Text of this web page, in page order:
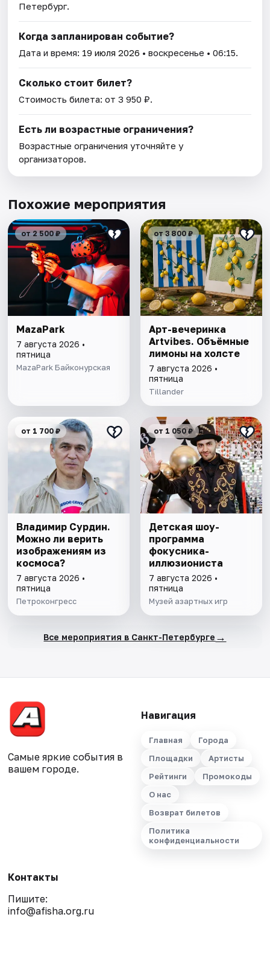
Петербург.
Когда запланирован событие?
Дата и время: 19 июля 2026 • воскресенье • 06:15.
Сколько стоит билет?
Стоимость билета: от 3 950 ₽.
Есть ли возрастные ограничения?
Возрастные ограничения уточняйте у
организаторов.
Похожие мероприятия
от 2 500 ₽
MazaPark
7 августа 2026 •
пятница
MazaPark Байконурская
от 3 800 ₽
Арт-вечеринка
Artvibes. Объёмные
лимоны на холсте
7 августа 2026 •
пятница
Tillander
от 1 700 ₽
Владимир Сурдин.
Можно ли верить
изображениям из
космоса?
7 августа 2026 •
пятница
Петроконгресс
от 1 050 ₽
Детская шоу-
программа
фокусника-
иллюзиониста
7 августа 2026 •
пятница
Музей азартных игр
Все мероприятия в Санкт-Петербурге →
Самые яркие события в
вашем городе.
Навигация
Главная
Города
Площадки
Артисты
Рейтинги
Промокоды
О нас
Возврат билетов
Политика
конфиденциальности
Контакты
Пишите:
info@afisha.org.ru